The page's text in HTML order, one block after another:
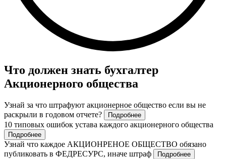
Что должен знать бухгалтер
Акционерного общества
Узнай за что штрафуют акционерное общество если вы не
раскрыли в годовом отчете?
Подробнее
10 типовых ошибок устава каждого акционерного общества
Подробнее
Узнай что каждое АКЦИОНРЕНОЕ ОБЩЕСТВО обязано
публиковать в ФЕДРЕСУРС, иначе штраф
Подробнее